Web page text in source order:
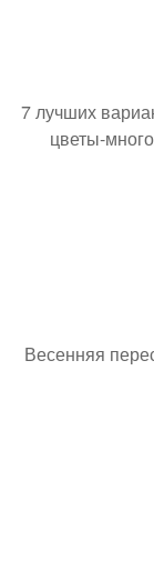
7 лучших
цветы-
Весенняя